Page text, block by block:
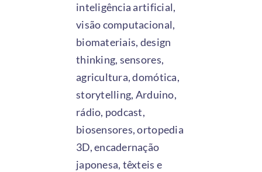
inteligência artificial,
visão computacional,
biomateriais, design
thinking, sensores,
agricultura, domótica,
storytelling, Arduino,
rádio, podcast,
biosensores, ortopedia
3D, encadernação
japonesa, têxteis e